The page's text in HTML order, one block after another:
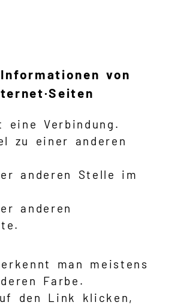
von
eine Verbindung.
zu einer anderen
anderen Stelle im
anderen
man meistens
Farbe.
den Link klicken,